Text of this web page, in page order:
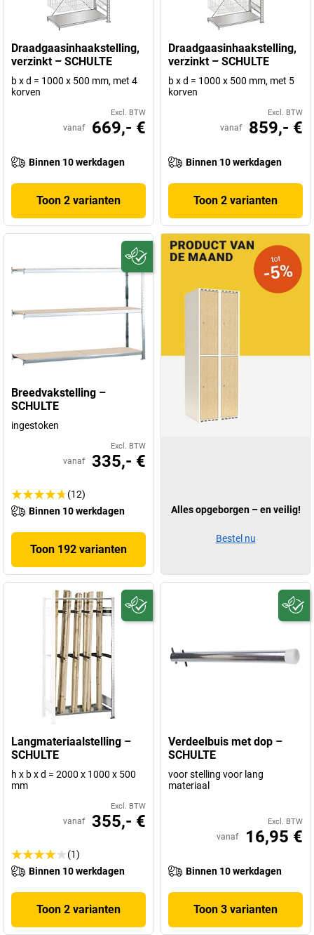
Draadgaasinhaakstelling,
verzinkt – SCHULTE
b x d = 1000 x 500 mm, met 4
korven
Excl. BTW
vanaf 669,- €
Binnen 10 werkdagen
Toon 2 varianten
Draadgaasinhaakstelling,
verzinkt – SCHULTE
b x d = 1000 x 500 mm, met 5
korven
Excl. BTW
vanaf 859,- €
Binnen 10 werkdagen
Toon 2 varianten
Breedvakstelling –
SCHULTE
ingestoken
Excl. BTW
vanaf 335,- €
(12)
Binnen 10 werkdagen
Toon 192 varianten
Langmateriaalstelling –
SCHULTE
h x b x d = 2000 x 1000 x 500
mm
Excl. BTW
vanaf 355,- €
(1)
Binnen 10 werkdagen
Toon 2 varianten
Verdeelbuis met dop –
SCHULTE
voor stelling voor lang
materiaal
Excl. BTW
vanaf 16,95 €
Binnen 10 werkdagen
Toon 3 varianten
Alles opgeborgen – en veilig!
Bestel nu